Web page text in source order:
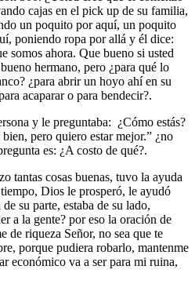
cajas en el pick up de su familia,
un poquito por aquí, un poquito
poniendo ropa por allá y él dice:
somos ahora. Que bueno si usted
hermano, pero ¿para qué lo
¿para abrir un hoyo ahí en su
acaparar o para bendecir?.
y le preguntaba: ¿Cómo estás?
pero quiero estar mejor.” ¿no
es: ¿A costo de qué?.
tantas cosas buenas, tuvo la ayuda
Dios le prosperó, le ayudó
su parte, estaba de su lado,
a la gente? por eso la oración de
de riqueza Señor, no sea que te
porque pudiera robarlo, mantenme
económico va a ser para mi ruina,